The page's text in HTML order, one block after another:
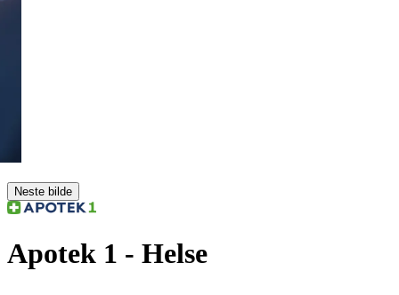
Neste bilde
Apotek 1 - Helse